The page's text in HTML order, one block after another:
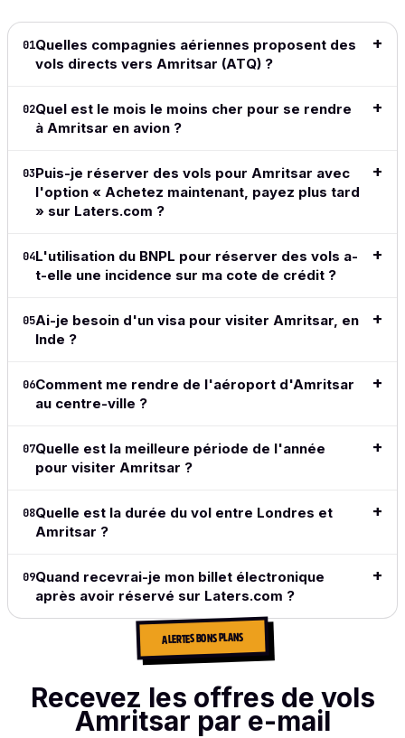
for all my
travel from
Lire l'avis
for long
haul
flights.
Lire l'avis
complet
complet→
ease of
flexible
see the
adoption
space.
Simple,
easy and
what I
date
01Quelles compagnies aériennes proposent des
vols directs vers Amritsar (ATQ) ?
02Quel est le mois le moins cher pour se rendre
à Amritsar en avion ?
03Puis-je réserver des vols pour Amritsar avec
l'option « Achetez maintenant, payez plus tard
» sur Laters.com ?
04L'utilisation du BNPL pour réserver des vols a-
t-elle une incidence sur ma cote de crédit ?
05Ai-je besoin d'un visa pour visiter Amritsar, en
Inde ?
06Comment me rendre de l'aéroport d'Amritsar
au centre-ville ?
07Quelle est la meilleure période de l'année
pour visiter Amritsar ?
08Quelle est la durée du vol entre Londres et
Amritsar ?
09Quand recevrai-je mon billet électronique
après avoir réservé sur Laters.com ?
ALERTES BONS PLANS
Recevez les offres de vols
Amritsar par e-mail